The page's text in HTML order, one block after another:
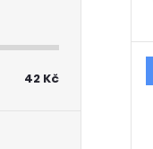
42 Kč